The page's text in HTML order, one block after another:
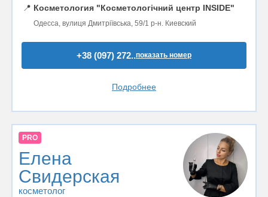
📍 Косметология "Косметологічний центр INSIDE"
Одесса, вулиця Дмитріївська, 59/1 р-н. Киевский
+38 (097) 272..показать номер
Подробнее
PRO
Елена
Свидерская
косметолог